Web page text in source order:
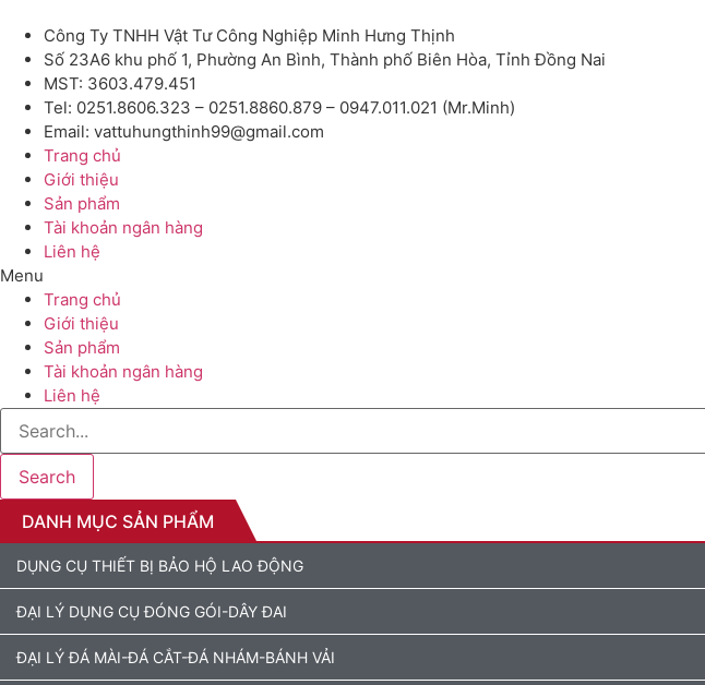
Công Ty TNHH Vật Tư Công Nghiệp Minh Hưng Thịnh
Số 23A6 khu phố 1, Phường An Bình, Thành phố Biên Hòa, Tỉnh Đồng Nai
MST: 3603.479.451
Tel: 0251.8606.323 – 0251.8860.879 – 0947.011.021 (Mr.Minh)
Email: vattuhungthinh99@gmail.com
Trang chủ
Giới thiệu
Sản phẩm
Tài khoản ngân hàng
Liên hệ
Menu
Trang chủ
Giới thiệu
Sản phẩm
Tài khoản ngân hàng
Liên hệ
Search
DANH MỤC SẢN PHẨM
DỤNG CỤ THIẾT BỊ BẢO HỘ LAO ĐỘNG
ĐẠI LÝ DỤNG CỤ ĐÓNG GÓI-DÂY ĐAI
ĐẠI LÝ ĐÁ MÀI-ĐÁ CẮT-ĐÁ NHÁM-BÁNH VẢI